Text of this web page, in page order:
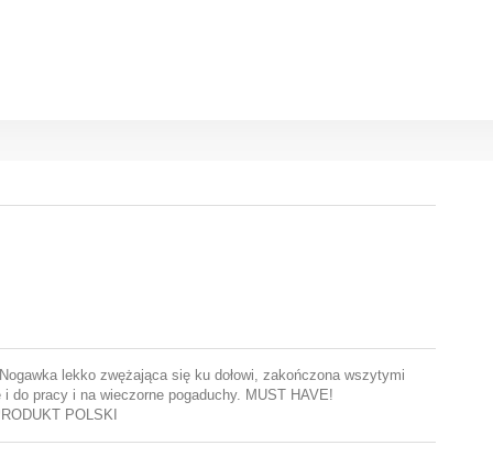
lekko zwężająca się ku dołowi, zakończona wszytymi
pracy i na wieczorne pogaduchy. MUST HAVE!
POLSKI